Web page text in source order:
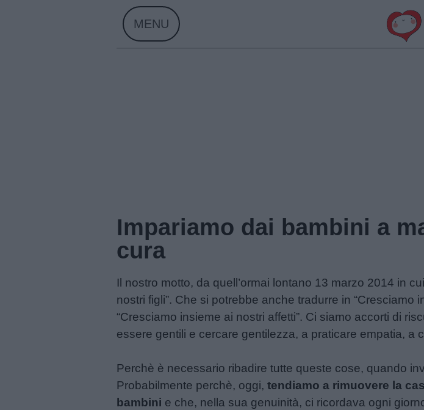
MENU
Impariamo dai bambini a
cura
Il nostro motto, da quell’ormai lontano 13 marzo 2014 in
nostri figli”. Che si potrebbe anche tradurre in “Cresciamo
“Cresciamo insieme ai nostri affetti”. Ci siamo accorti di
essere gentili e cercare gentilezza, a praticare empatia, a
Perchè è necessario ribadire tutte queste cose, quando
Probabilmente perchè, oggi,tendiamo a rimuovere la
bambini e che, nella sua genuinità, ci ricordava ogni